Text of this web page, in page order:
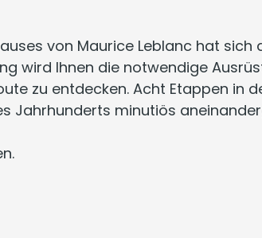
von Maurice Leblanc hat sich
wird Ihnen die notwendige
zu entdecken. Acht Etappen in
Jahrhunderts minutiös